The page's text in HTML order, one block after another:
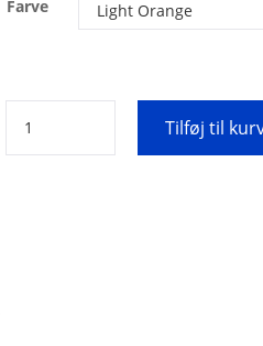
Farve
mm
DynIce®
Tilføj til